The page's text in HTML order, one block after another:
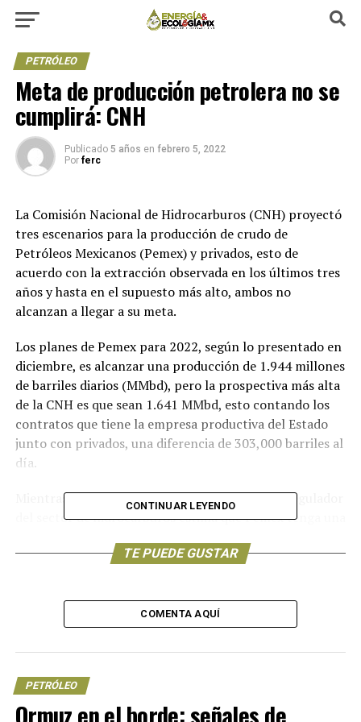
PETRÓLEO
Meta de producción petrolera no se
cumplirá: CNH
Publicado 5 años en febrero 5, 2022
Por ferc
La Comisión Nacional de Hidrocarburos (CNH) proyectó
tres escenarios para la producción de crudo de
Petróleos Mexicanos (Pemex) y privados, esto de
acuerdo con la extracción observada en los últimos tres
años y hasta en el supuesto más alto, ambos no
alcanzan a llegar a su meta.
Los planes de Pemex para 2022, según lo presentado en
diciembre, es alcanzar una producción de 1.944 millones
de barriles diarios (MMbd), pero la prospectiva más alta
de la CNH es que sean 1.641 MMbd, esto contando los
contratos que tiene la empresa productiva del Estado
junto con privados, una diferencia de 303,000 barriles al
día.
Mientras que en el escenario medio, el órgano regulador
del sector de hidrocarburos estima que Pemex tenga una
de apenas 1.511 MMbd.
Oropeza, hacia al final del sexenio (2024), estaría
produciendo 2.000 MMbd, pero la empresa productiva
del Estado por sí sola no llega a esta meta en ninguno
Los 2.000 MMbd se alcanzarían solo si también se
CONTINUAR LEYENDO
TE PUEDE GUSTAR
COMENTA AQUÍ
PETRÓLEO
Ormuz en el borde: señales de